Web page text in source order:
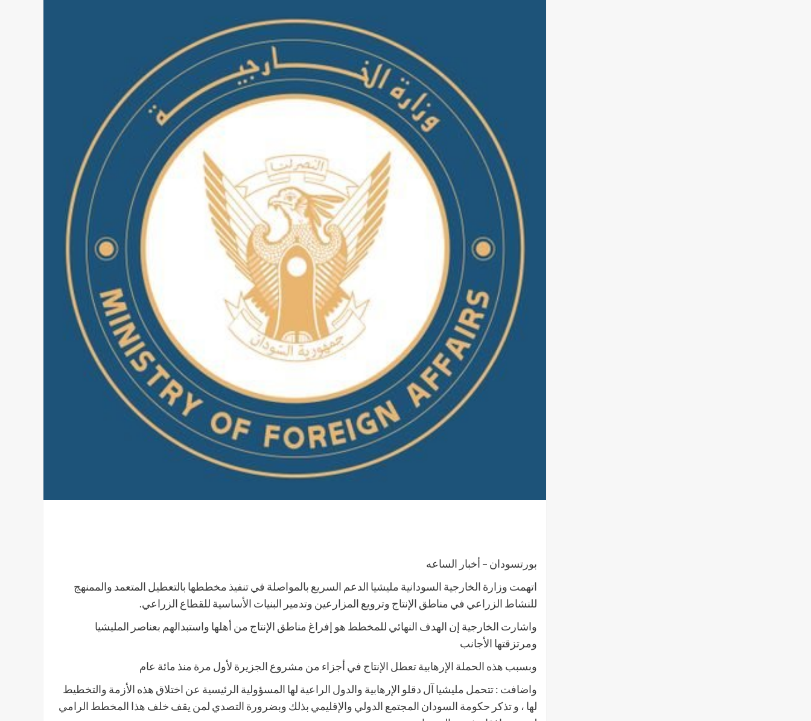
بورتسودان – أخبار الساعه
اتهمت وزارة الخارجية السودانية مليشيا الدعم السريع بالمواصلة في تنفيذ مخططها بالتعطيل المتعمد والممنهج
للنشاط الزراعي في مناطق الإنتاج وترويع المزارعين وتدمير البنيات الأساسية للقطاع الزراعي.
واشارت الخارجية إن الهدف النهائي للمخطط هو إفراغ مناطق الإنتاج من أهلها واستبدالهم بعناصر المليشيا
ومرتزقتها الأجانب
وبسبب هذه الحملة الإرهابية تعطل الإنتاج في أجزاء من مشروع الجزيرة لأول مرة منذ مائة عام
واضافت : ⁠تتحمل مليشيا آل دقلو الإرهابية والدول الراعية لها المسؤولية الرئيسية عن اختلاق هذه الأزمة والتخطيط
لها ، و ⁠تذكر حكومة السودان المجتمع الدولي والإقليمي بذلك وبضرورة التصدي لمن يقف خلف هذا المخطط الرامي